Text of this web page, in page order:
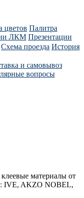
цветов Палитра
ЛКМ Презентации
Схема проезда История
и самовывоз
вопросы
материалы от
IVE, AKZO NOBEL,